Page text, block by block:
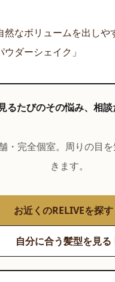
然なボリュームを出しや
ダーシェイク」
るたびのその悩み、相談
・完全個室。周りの目
きます。
お近くのRELIVEを探
自分に合う髪型を見